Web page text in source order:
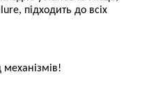
підходить до всіх
механізмів!